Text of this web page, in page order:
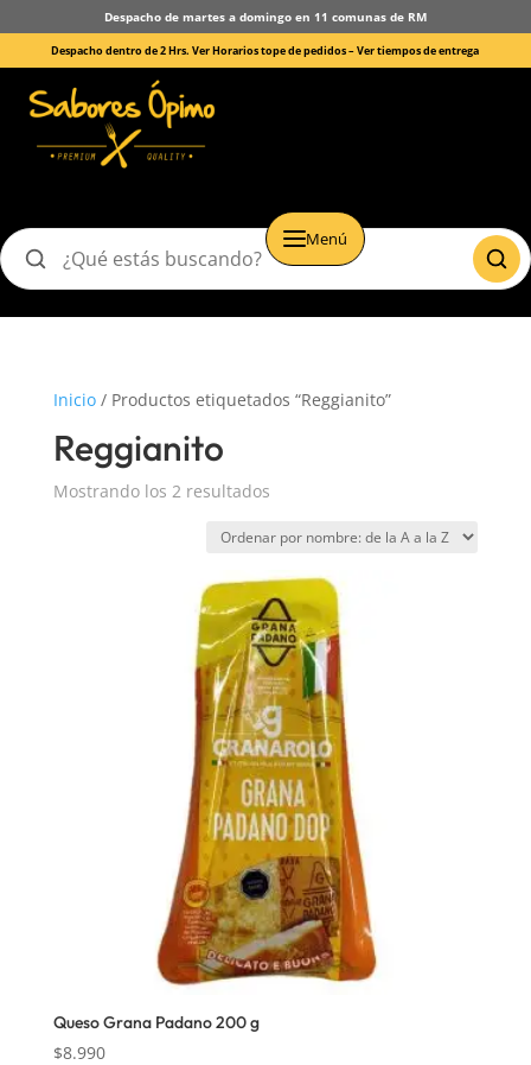
Despacho de martes a domingo en 11 comunas de RM
Despacho dentro de 2 Hrs. Ver Horarios tope de pedidos –Ver tiempos de entrega
Menú
Buscar
Inicio/ Productos etiquetados “Reggianito”
Reggianito
Mostrando los 2 resultados
Queso Grana Padano 200 g
$8.990